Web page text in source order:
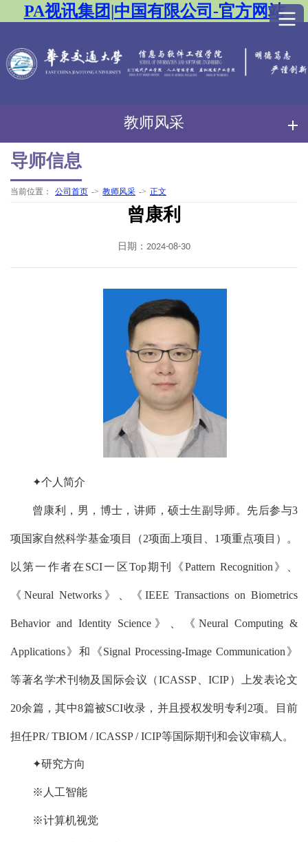
PA视讯集团|中国有限公司-官方网站
教师风采
导师信息
当前位置： 公司首页 -> 教师风采 -> 正文
曾康利
日期：2024-08-30
✦个人简介
曾康利，男，博士，讲师，硕士生副导师。先后参与3
项国家自然科学基金项目（2项面上项目、1项重点项目）。
以第一作者在SCI一区Top期刊《Pattern Recognition》、
《Neural Networks》、《IEEE Transactions on Biometrics
Behavior and Identity Science》、《Neural Computing &
Applications》和《Signal Processing-Image Communication》
等著名学术刊物及国际会议（ICASSP、ICIP）上发表论文
20余篇，其中8篇被SCI收录，并且授权发明专利2项。目前
担任PR/ TBIOM / ICASSP / ICIP等国际期刊和会议审稿人。
✦研究方向
※人工智能
※计算机视觉